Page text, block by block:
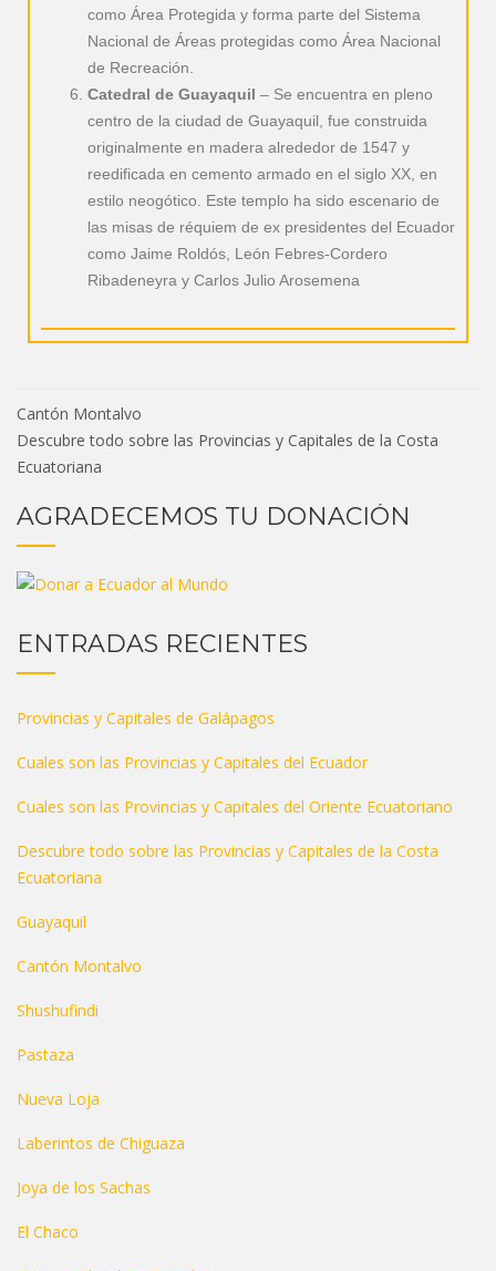
como Área Protegida y forma parte del Sistema
Nacional de Áreas protegidas como Área Nacional
de Recreación.
Catedral de Guayaquil – Se encuentra en pleno
centro de la ciudad de Guayaquil, fue construida
originalmente en madera alrededor de 1547 y
reedificada en cemento armado en el siglo XX, en
estilo neogótico. Este templo ha sido escenario de
las misas de réquiem de ex presidentes del Ecuador
como Jaime Roldós, León Febres-Cordero
Ribadeneyra y Carlos Julio Arosemena
Cantón Montalvo
Descubre todo sobre las Provincias y Capitales de la Costa
Ecuatoriana
AGRADECEMOS TU DONACIÓN
ENTRADAS RECIENTES
Provincias y Capitales de Galápagos
Cuales son las Provincias y Capitales del Ecuador
Cuales son las Provincias y Capitales del Oriente Ecuatoriano
Descubre todo sobre las Provincias y Capitales de la Costa
Ecuatoriana
Guayaquil
Cantón Montalvo
Shushufindi
Pastaza
Nueva Loja
Laberintos de Chiguaza
Joya de los Sachas
El Chaco